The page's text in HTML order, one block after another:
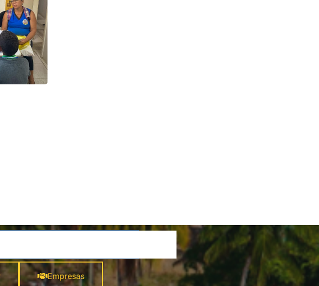
Empresas